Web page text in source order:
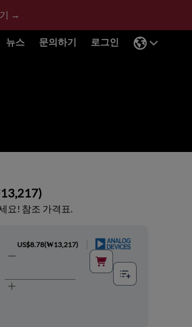
→
뉴스 문의하기 로그인
)
요! 참조 가격표.
US$8.78(₩13,217)